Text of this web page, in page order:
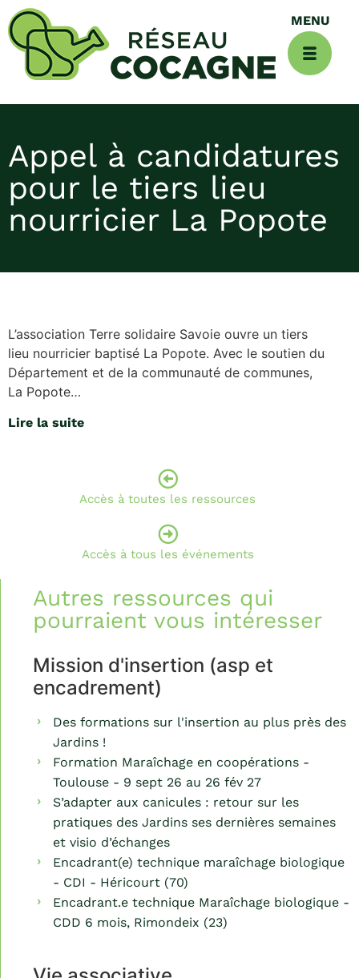
Appel à candidatures
pour le tiers lieu
nourricier La Popote
L’association Terre solidaire Savoie ouvre un tiers
lieu nourricier baptisé La Popote. Avec le soutien du
Département et de la communauté de communes,
La Popote…
Lire la suite
Accès à toutes les ressources
Accès à tous les événements
Autres ressources qui
pourraient vous intéresser
Mission d'insertion (asp et
encadrement)
Des formations sur l'insertion au plus près des
Jardins !
Formation Maraîchage en coopérations -
Toulouse - 9 sept 26 au 26 fév 27
S’adapter aux canicules : retour sur les
pratiques des Jardins ses dernières semaines
et visio d’échanges
Encadrant(e) technique maraîchage biologique
- CDI - Héricourt (70)
Encadrant.e technique Maraîchage biologique -
CDD 6 mois, Rimondeix (23)